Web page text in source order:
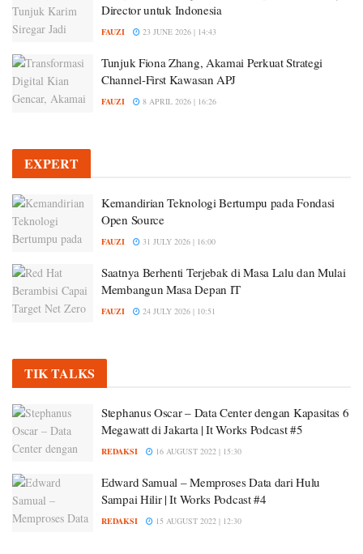
Director untuk Indonesia
FAUZI 23 JUNE 2026 | 14:43
Tunjuk Fiona Zhang, Akamai Perkuat Strategi
Channel-First Kawasan APJ
FAUZI 8 APRIL 2026 | 16:26
EXPERT
Kemandirian Teknologi Bertumpu pada Fondasi
Open Source
FAUZI 31 JULY 2026 | 16:00
Saatnya Berhenti Terjebak di Masa Lalu dan Mulai
Membangun Masa Depan IT
FAUZI 24 JULY 2026 | 10:51
TIK TALKS
Stephanus Oscar – Data Center dengan Kapasitas 6
Megawatt di Jakarta | It Works Podcast #5
REDAKSI 16 AUGUST 2022 | 15:30
Edward Samual – Memproses Data dari Hulu
Sampai Hilir | It Works Podcast #4
REDAKSI 15 AUGUST 2022 | 12:30